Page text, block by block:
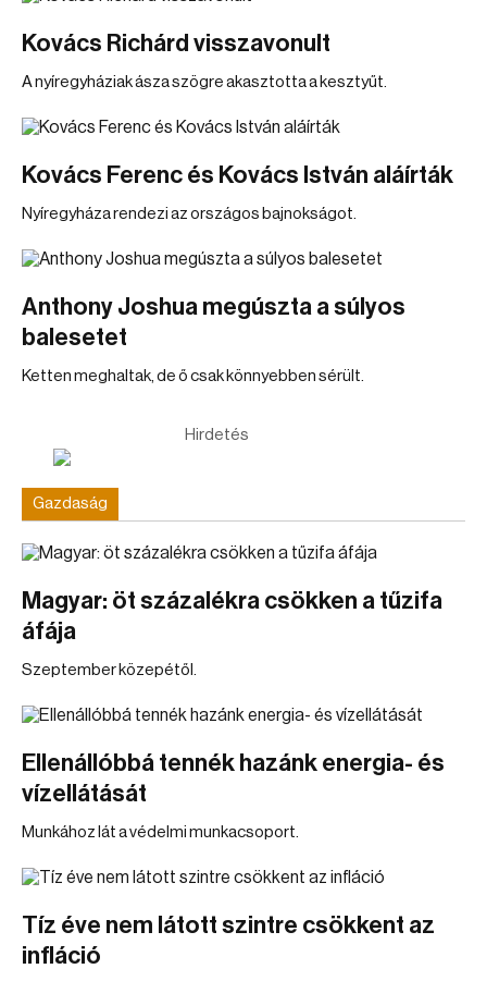
Kovács Richárd visszavonult
A nyíregyháziak ásza szögre akasztotta a kesztyűt.
Kovács Ferenc és Kovács István aláírták
Nyíregyháza rendezi az országos bajnokságot.
Anthony Joshua megúszta a súlyos
balesetet
Ketten meghaltak, de ő csak könnyebben sérült.
Hirdetés
Gazdaság
Magyar: öt százalékra csökken a tűzifa
áfája
Szeptember közepétől.
Ellenállóbbá tennék hazánk energia- és
vízellátását
Munkához lát a védelmi munkacsoport.
Tíz éve nem látott szintre csökkent az
infláció